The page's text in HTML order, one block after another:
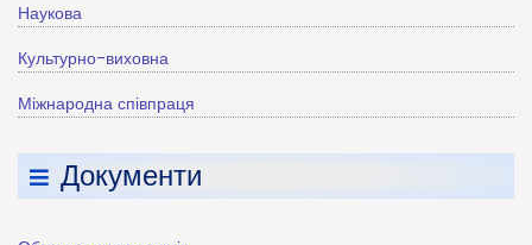
Наукова
Культурно-виховна
Міжнародна співпраця
Документи